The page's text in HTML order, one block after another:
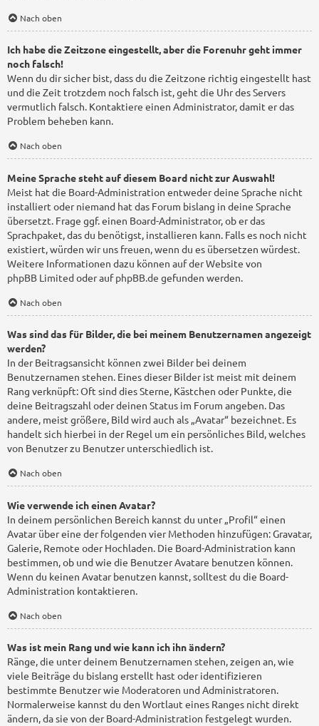
Nach oben
Ich habe die Zeitzone eingestellt, aber die Forenuhr geht immer
noch falsch!
Wenn du dir sicher bist, dass du die Zeitzone richtig eingestellt hast
und die Zeit trotzdem noch falsch ist, geht die Uhr des Servers
vermutlich falsch. Kontaktiere einen Administrator, damit er das
Problem beheben kann.
Nach oben
Meine Sprache steht auf diesem Board nicht zur Auswahl!
Meist hat die Board-Administration entweder deine Sprache nicht
installiert oder niemand hat das Forum bislang in deine Sprache
übersetzt. Frage ggf. einen Board-Administrator, ob er das
Sprachpaket, das du benötigst, installieren kann. Falls es noch nicht
existiert, würden wir uns freuen, wenn du es übersetzen würdest.
Weitere Informationen dazu können auf der Website von
phpBB Limited oder aufphpBB.de gefunden werden.
Nach oben
Was sind das für Bilder, die bei meinem Benutzernamen angezeigt
werden?
In der Beitragsansicht können zwei Bilder bei deinem
Benutzernamen stehen. Eines dieser Bilder ist meist mit deinem
Rang verknüpft: Oft sind dies Sterne, Kästchen oder Punkte, die
deine Beitragszahl oder deinen Status im Forum angeben. Das
andere, meist größere, Bild wird auch als „Avatar“ bezeichnet. Es
handelt sich hierbei in der Regel um ein persönliches Bild, welches
von Benutzer zu Benutzer unterschiedlich ist.
Nach oben
Wie verwende ich einen Avatar?
In deinem persönlichen Bereich kannst du unter „Profil“ einen
Avatar über eine der folgenden vier Methoden hinzufügen: Gravatar,
Galerie, Remote oder Hochladen. Die Board-Administration kann
bestimmen, ob und wie die Benutzer Avatare benutzen können.
Wenn du keinen Avatar benutzen kannst, solltest du die Board-
Administration kontaktieren.
Nach oben
Was ist mein Rang und wie kann ich ihn ändern?
Ränge, die unter deinem Benutzernamen stehen, zeigen an, wie
viele Beiträge du bislang erstellt hast oder identifizieren
bestimmte Benutzer wie Moderatoren und Administratoren.
Normalerweise kannst du den Wortlaut eines Ranges nicht direkt
ändern, da sie von der Board-Administration festgelegt wurden.